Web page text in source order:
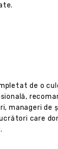
de o
manageri de
care